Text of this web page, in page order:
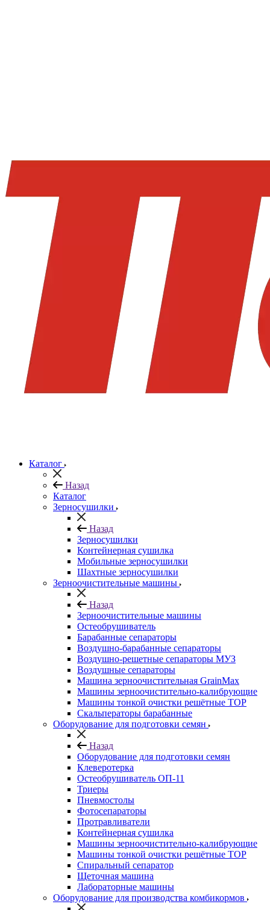
Каталог
Назад
Каталог
Зерносушилки
Назад
Зерносушилки
Контейнерная сушилка
Мобильные зерносушилки
Шахтные зерносушилки
Зерноочистительные машины
Назад
Зерноочистительные машины
Остеобрушиватель
Барабанные сепараторы
Воздушно-барабанные сепараторы
Воздушно-решетные сепараторы МУЗ
Воздушные сепараторы
Машина зерноочистительная GrainMax
Машины зерноочистительно-калибрующие
Машины тонкой очистки решётные ТОР
Скальператоры барабанные
Оборудование для подготовки семян
Назад
Оборудование для подготовки семян
Клеверотерка
Остеобрушиватель ОП-11
Триеры
Пневмостолы
Фотосепараторы
Протравливатели
Контейнерная сушилка
Машины зерноочистительно-калибрующие
Машины тонкой очистки решётные ТОР
Спиральный сепаратор
Щеточная машина
Лабораторные машины
Оборудование для производства комбикормов